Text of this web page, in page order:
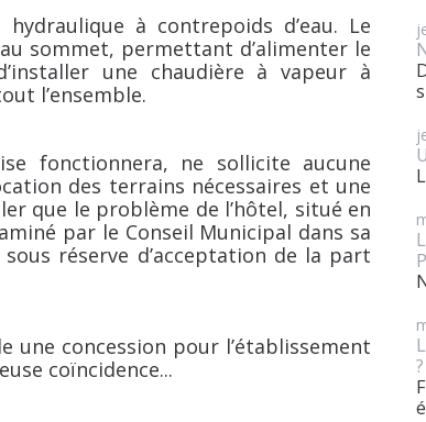
à contrepoids d’eau. Le
sommet, permettant d’alimenter le
une chaudière à vapeur à
l’ensemble.
fonctionnera, ne sollicite aucune
des terrains nécessaires et une
que le problème de l’hôtel, situé en
par le Conseil Municipal dans sa
réserve d’acceptation de la part
une concession pour l’établissement
coïncidence...
?